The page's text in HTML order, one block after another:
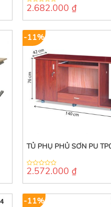
0
of
2.682.000 ₫
-11%
TỦ PHỤ PHỦ SƠN PU
0
of
2.572.000 ₫
-11%